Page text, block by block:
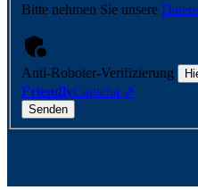
Bitte nehmen Sie unsere
Anti-Roboter-Verifizierung
FriendlyCaptcha ⇗